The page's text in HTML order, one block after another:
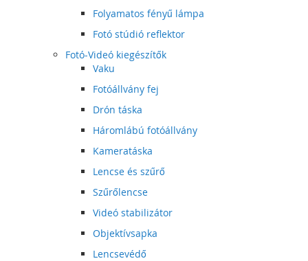
Folyamatos fényű lámpa
Fotó stúdió reflektor
Fotó-Videó kiegészítők
Vaku
Fotóállvány fej
Drón táska
Háromlábú fotóállvány
Kameratáska
Lencse és szűrő
Szűrőlencse
Videó stabilizátor
Objektívsapka
Lencsevédő